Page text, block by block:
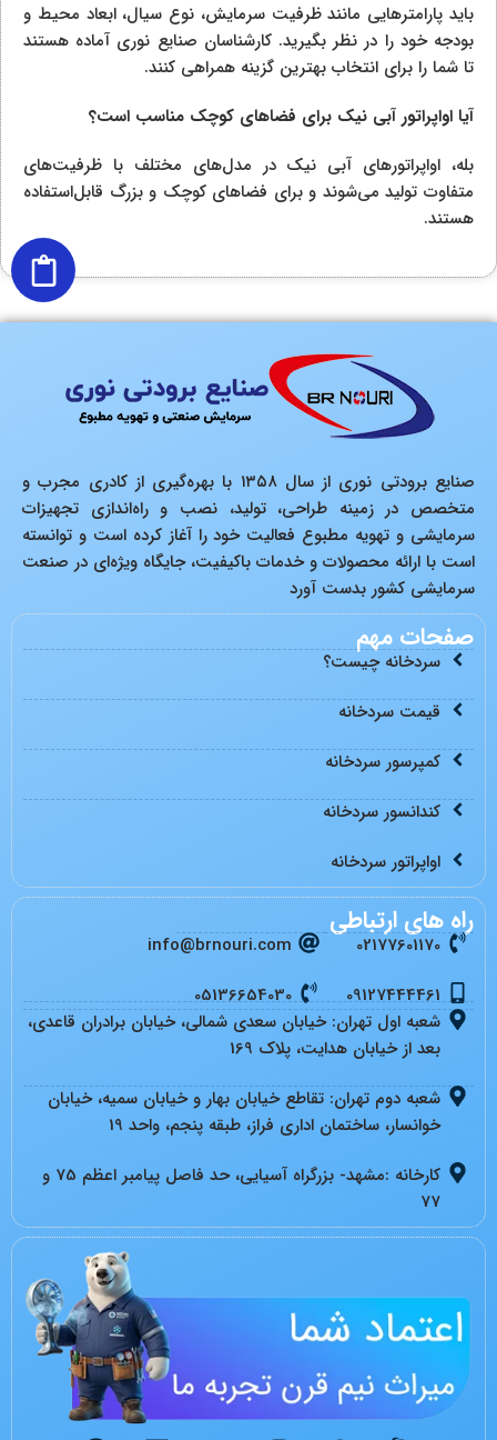
باید پارامترهایی مانند ظرفیت سرمایش، نوع سیال، ابعاد محیط و
بودجه خود را در نظر بگیرید. کارشناسان صنایع نوری آماده هستند
تا شما را برای انتخاب بهترین گزینه همراهی کنند.
آیا اواپراتور آبی نیک برای فضاهای کوچک مناسب است؟
بله، اواپراتورهای آبی نیک در مدل‌های مختلف با ظرفیت‌های
متفاوت تولید می‌شوند و برای فضاهای کوچک و بزرگ قابل‌استفاده
هستند.
صنایع برودتی نوری از سال ۱۳۵۸ با بهره‌گیری از کادری مجرب و
متخصص در زمینه طراحی، تولید، نصب و راه‌اندازی تجهیزات
سرمایشی و تهویه مطبوع فعالیت خود را آغاز کرده است و توانسته
است با ارائه محصولات و خدمات باکیفیت، جایگاه ویژه‌ای در صنعت
سرمایشی کشور بدست آورد
صفحات مهم
سردخانه چیست؟
قیمت سردخانه
کمپرسور سردخانه
کندانسور سردخانه
اواپراتور سردخانه
راه های ارتباطی
02177601170
09127444461
info@brnouri.com
05136654030
شعبه اول تهران: خیابان سعدی شمالی، خیابان برادران قاعدی،
بعد از خیابان هدایت، پلاک 169
شعبه دوم تهران: تقاطع خیابان بهار و خیابان سمیه، خیابان
خوانسار، ساختمان اداری فراز، طبقه پنجم، واحد 19
کارخانه :مشهد- بزرگراه آسیایی، حد فاصل پیامبر اعظم 75 و
77